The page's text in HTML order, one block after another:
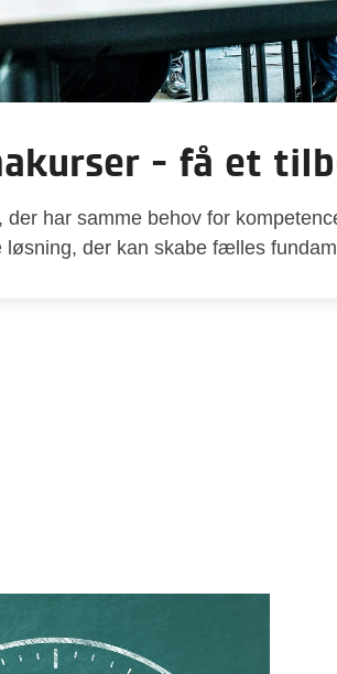
- få et
der har samme behov for
løsning, der kan skabe fælles